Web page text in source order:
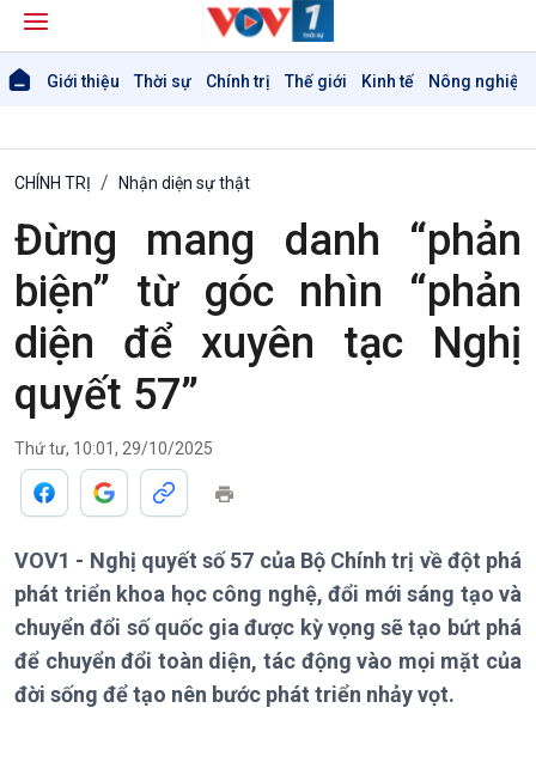
Giới thiệu Thời sự Chính trị Thế giới Kinh tế Nông nghiệp
Giới thiệu
Chuyên mục
Theo dòng Thời sự
CHÍNH TRỊ Nhận diện sự thật
Đừng mang danh “phản
biện” từ góc nhìn “phản
diện để xuyên tạc Nghị
quyết 57”
Thứ tư, 10:01, 29/10/2025
VOV1 - Nghị quyết số 57 của Bộ Chính trị về đột phá
phát triển khoa học công nghệ, đổi mới sáng tạo và
chuyển đổi số quốc gia được kỳ vọng sẽ tạo bứt phá
để chuyển đổi toàn diện, tác động vào mọi mặt của
đời sống để tạo nên bước phát triển nhảy vọt.